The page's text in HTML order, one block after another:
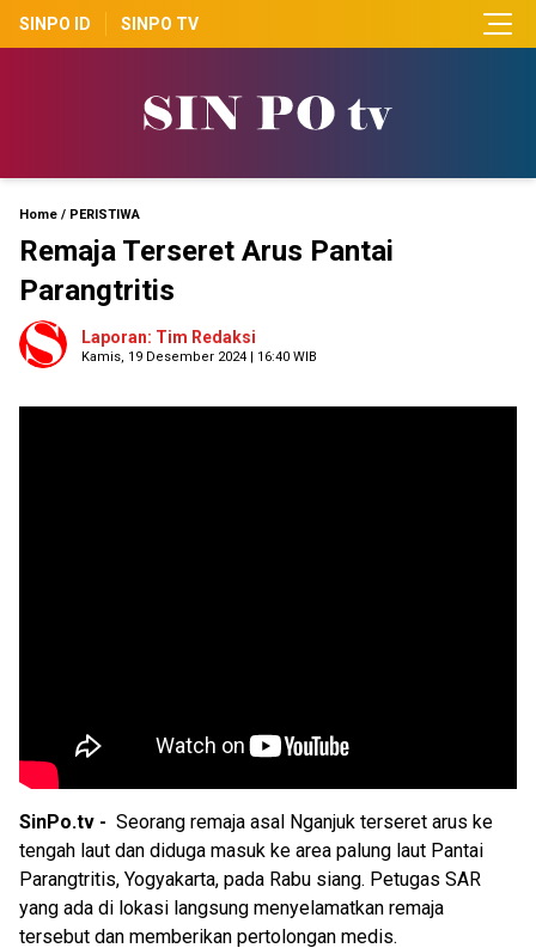
SINPO ID SINPO TV
Home / PERISTIWA
Remaja Terseret Arus Pantai
Parangtritis
Laporan: Tim Redaksi
Kamis, 19 Desember 2024 | 16:40 WIB
SinPo.tv - Seorang remaja asal Nganjuk terseret arus ke
tengah laut dan diduga masuk ke area palung laut Pantai
Parangtritis, Yogyakarta, pada Rabu siang. Petugas SAR
yang ada di lokasi langsung menyelamatkan remaja
tersebut dan memberikan pertolongan medis.